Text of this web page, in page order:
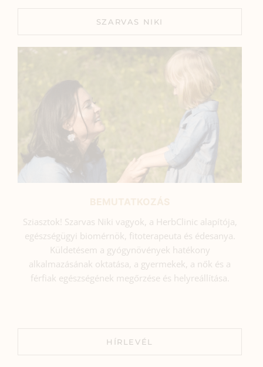
SZARVAS NIKI
Sziasztok! Szarvas Niki vagyok, a HerbClinic alapítója,
egészségügyi biomérnök, fitoterapeuta és édesanya.
Küldetésem a gyógynövények hatékony
alkalmazásának oktatása, a gyermekek, a nők és a
férfiak egészségének megőrzése és helyreállítása.
HÍRLEVÉL